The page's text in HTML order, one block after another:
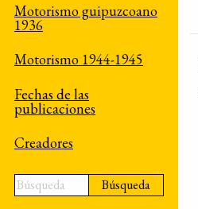
Motorismo guipuzcoano
1936
Motorismo 1944-1945
Fechas de las
publicaciones
Creadores
Búsqueda